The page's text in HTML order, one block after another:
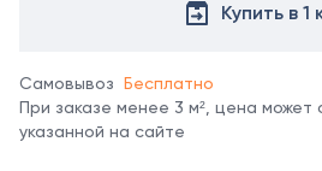
менеджером
Купить в 1
Самовывоз Бесплатно
При заказе менее 3 м², цена может
указанной на сайте